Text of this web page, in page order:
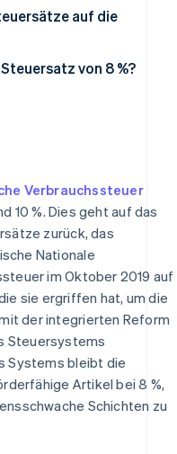
Artikel, die dem
oder davon
von 8 %
Steuersatz
die nicht
auf die
von 8 %?
Verbrauchssteuer
10 %. Dies geht auf das
zurück, das
Nationale
im Oktober 2019 auf
sie ergriffen hat, um die
der integrierten Reform
Steuersystems
Systems bleibt die
Artikel bei 8 %,
Schichten zu